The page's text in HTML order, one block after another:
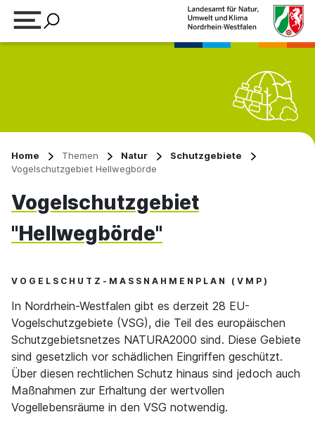
Home Themen Natur
Schutzgebiete
Vogelschutzgebiet Hellwegbörde
Vogelschutzgebiet
"Hellwegbörde"
VOGELSCHUTZ-MASSNAHMENPLAN (VMP)
In Nordrhein-Westfalen gibt es derzeit 28 EU-
Vogelschutzgebiete (VSG), die Teil des europäischen
Schutzgebietsnetzes NATURA2000 sind. Diese Gebiete
sind gesetzlich vor schädlichen Eingriffen geschützt.
Über diesen rechtlichen Schutz hinaus sind jedoch auch
Maßnahmen zur Erhaltung der wertvollen
Vogellebensräume in den VSG notwendig.